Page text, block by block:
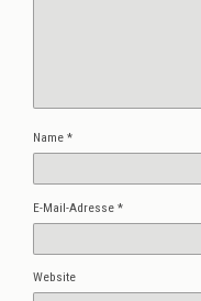
Name *
E-Mail-Adresse *
Website